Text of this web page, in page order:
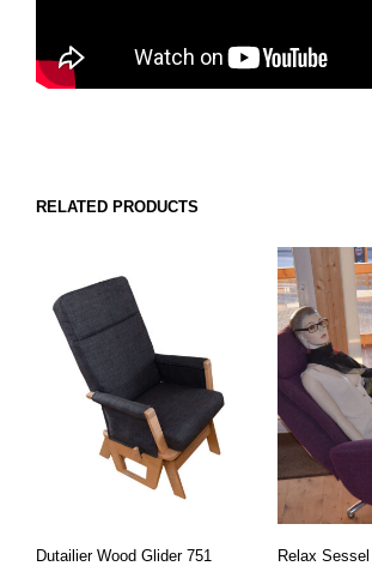
RELATED PRODUCTS
Dutailier Wood Glider 751
Relax